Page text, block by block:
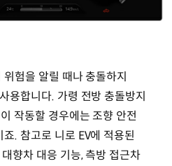
험을 알릴 때나 충돌하지
용합니다. 가령 전방 충돌방지
작동할 경우에는 조향 안전
. 참고로 니로 EV에 적용된
향차 대응 기능, 측방 접근차